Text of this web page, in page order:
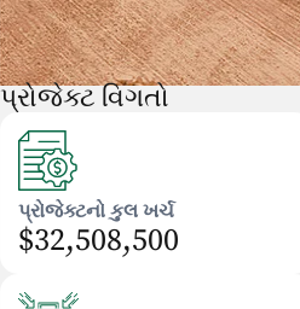
પ્રોજેક્ટ વિગતો
પ્રોજેક્ટનો કુલ ખર્ચ
$32,508,500